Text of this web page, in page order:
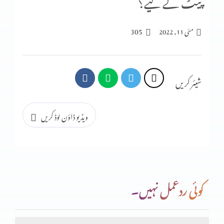
اپنی صلاحیات کو خود استمعال کرنا
وو کہتی تھی
اپنے خاندان کے لیے لڑائی
مئی 11, 2022 305
شیئر کریں
ویڈیو ڈاؤن لوڈ کریں
کوئی ردعمل نہیں۔